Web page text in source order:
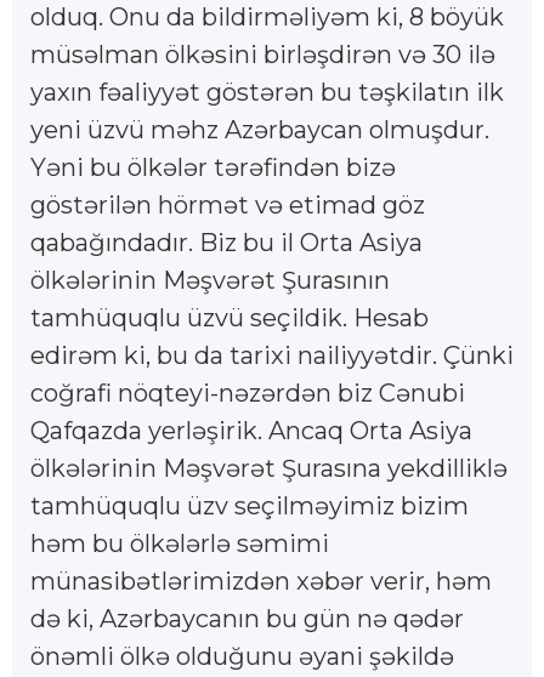
olduq. Onu da bildirməliyəm ki, 8 böyük
müsəlman ölkəsini birləşdirən və 30 ilə
yaxın fəaliyyət göstərən bu təşkilatın ilk
yeni üzvü məhz Azərbaycan olmuşdur.
Yəni bu ölkələr tərəfindən bizə
göstərilən hörmət və etimad göz
qabağındadır. Biz bu il Orta Asiya
ölkələrinin Məşvərət Şurasının
tamhüquqlu üzvü seçildik. Hesab
edirəm ki, bu da tarixi nailiyyətdir. Çünki
coğrafi nöqteyi-nəzərdən biz Cənubi
Qafqazda yerləşirik. Ancaq Orta Asiya
ölkələrinin Məşvərət Şurasına yekdilliklə
tamhüquqlu üzv seçilməyimiz bizim
həm bu ölkələrlə səmimi
münasibətlərimizdən xəbər verir, həm
də ki, Azərbaycanın bu gün nə qədər
önəmli ölkə olduğunu əyani şəkildə